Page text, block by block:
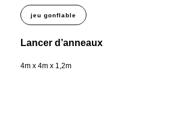
jeu gonflable
Lancer d’anneaux
4m x 4m x 1,2m